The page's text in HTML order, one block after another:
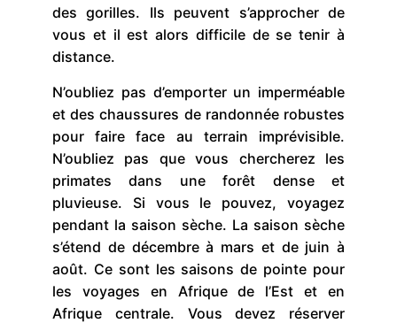
des gorilles. Ils peuvent s’approcher de
vous et il est alors difficile de se tenir à
distance.
N’oubliez pas d’emporter un imperméable
et des chaussures de randonnée robustes
pour faire face au terrain imprévisible.
N’oubliez pas que vous chercherez les
primates dans une forêt dense et
pluvieuse. Si vous le pouvez, voyagez
pendant la saison sèche. La saison sèche
s’étend de décembre à mars et de juin à
août. Ce sont les saisons de pointe pour
les voyages en Afrique de l’Est et en
Afrique centrale. Vous devez réserver